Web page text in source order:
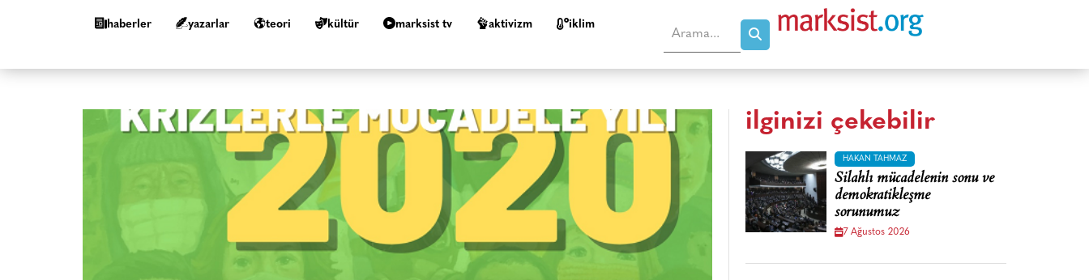
haberler yazarlar teori kültür marksist tv aktivizm i̇klim
ilginizi çekebilir
HAKAN TAHMAZ
Silahlı mücadelenin sonu ve
demokratikleşme
sorunumuz
7 Ağustos 2026